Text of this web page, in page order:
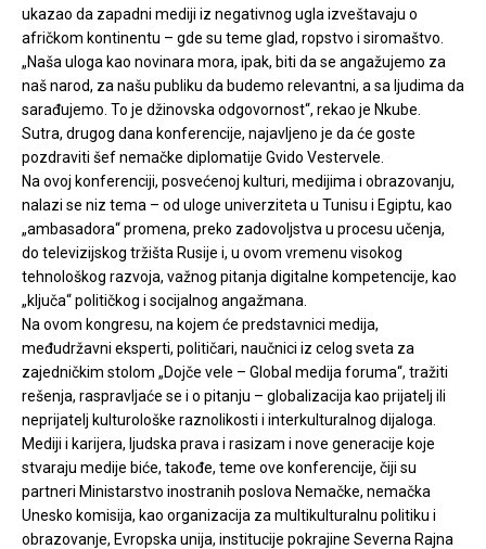
ukazao da zapadni mediji iz negativnog ugla izveštavaju o
afričkom kontinentu – gde su teme glad, ropstvo i siromaštvo.
„Naša uloga kao novinara mora, ipak, biti da se angažujemo za
naš narod, za našu publiku da budemo relevantni, a sa ljudima da
sarađujemo. To je džinovska odgovornost“, rekao je Nkube.
Sutra, drugog dana konferencije, najavljeno je da će goste
pozdraviti šef nemačke diplomatije Gvido Vestervele.
Na ovoj konferenciji, posvećenoj kulturi, medijima i obrazovanju,
nalazi se niz tema – od uloge univerziteta u Tunisu i Egiptu, kao
„ambasadora“ promena, preko zadovoljstva u procesu učenja,
do televizijskog tržišta Rusije i, u ovom vremenu visokog
tehnološkog razvoja, važnog pitanja digitalne kompetencije, kao
„ključa“ političkog i socijalnog angažmana.
Na ovom kongresu, na kojem će predstavnici medija,
međudržavni eksperti, političari, naučnici iz celog sveta za
zajedničkim stolom „Dojče vele – Global medija foruma“, tražiti
rešenja, raspravljaće se i o pitanju – globalizacija kao prijatelj ili
neprijatelj kulturološke raznolikosti i interkulturalnog dijaloga.
Mediji i karijera, ljudska prava i rasizam i nove generacije koje
stvaraju medije biće, takođe, teme ove konferencije, čiji su
partneri Ministarstvo inostranih poslova Nemačke, nemačka
Unesko komisija, kao organizacija za multikulturalnu politiku i
obrazovanje, Evropska unija, institucije pokrajine Severna Rajna